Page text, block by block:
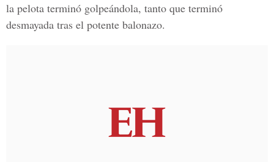
la pelota terminó golpeándola, tanto que terminó
desmayada tras el potente balonazo.